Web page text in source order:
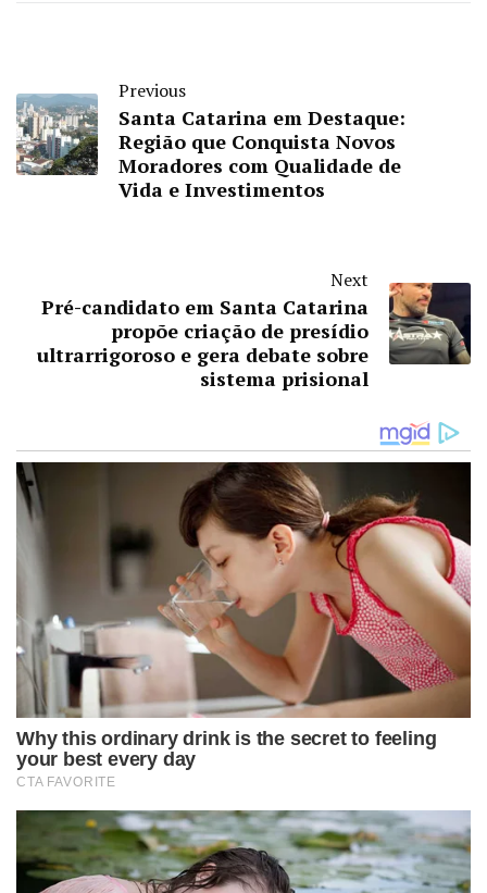
Previous
Santa Catarina em Destaque:
Região que Conquista Novos
Moradores com Qualidade de
Vida e Investimentos
Next
Pré-candidato em Santa Catarina
propõe criação de presídio
ultrarrigoroso e gera debate sobre
sistema prisional